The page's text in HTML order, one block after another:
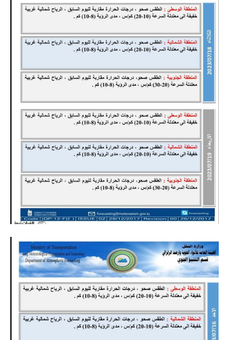
كتب مدرسية
المرحلة الابتدائية
المرحلة الاعدادية
ملازم دراسية
المرحلة المتوسطة
المرحلة الاعدادية
دروس
المرحلة المتوسطة
المرحلة الاعدادية
مواضيع انشاء
المرحلة الابتدائية